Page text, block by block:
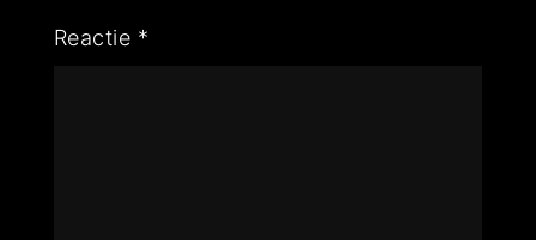
Reactie *